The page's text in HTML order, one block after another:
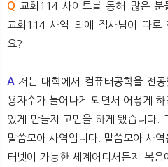
Q 교회114 사이트를 통해 많은 분
교회114 사역 외에 집사님이 따로
요?
A 저는 대학에서 컴퓨터공학을 전
용자수가 늘어나게 되면서 어떻게
있게 만들지 고민을 하게 됐습니다.
말씀모아 사역입니다. 말씀모아 사
터넷이 가능한 세계어디서든지 복